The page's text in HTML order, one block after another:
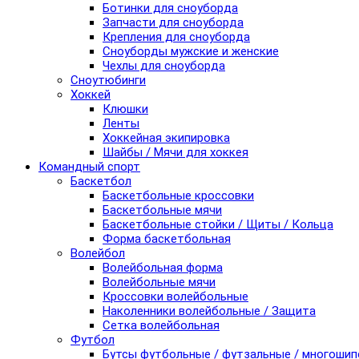
Ботинки для сноуборда
Запчасти для сноуборда
Крепления для сноуборда
Сноуборды мужские и женские
Чехлы для сноуборда
Сноутюбинги
Хоккей
Клюшки
Ленты
Хоккейная экипировка
Шайбы / Мячи для хоккея
Командный спорт
Баскетбол
Баскетбольные кроссовки
Баскетбольные мячи
Баскетбольные стойки / Щиты / Кольца
Форма баскетбольная
Волейбол
Волейбольная форма
Волейбольные мячи
Кроссовки волейбольные
Наколенники волейбольные / Защита
Сетка волейбольная
Футбол
Бутсы футбольные / футзальные /